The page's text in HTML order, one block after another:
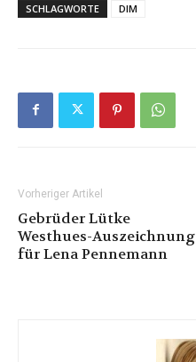
SCHLAGWORTE DIM
Vorheriger Artikel
Gebrüder Lütke
Westhues-Auszeichnung
für Lena Pennemann